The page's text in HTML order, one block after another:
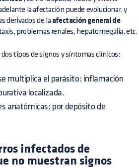
la afectación puede evolucionar, y
derivados de la afectación general de
problemas renales, hepatomegalia, etc.
tipos de signos y síntomas clínicos:
multiplica el parásito: inflamación
localizada.
anatómicas: por depósito de
infectados de
no muestran signos